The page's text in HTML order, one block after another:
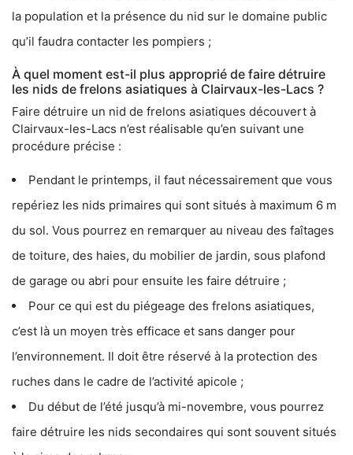
la population et la présence du nid sur le domaine public
qu’il faudra contacter les pompiers ;
À quel moment est-il plus approprié de faire détruire
les nids de frelons asiatiques à Clairvaux-les-Lacs ?
Faire détruire un nid de frelons asiatiques découvert à
Clairvaux-les-Lacs n’est réalisable qu’en suivant une
procédure précise :
Pendant le printemps, il faut nécessairement que vous
repériez les nids primaires qui sont situés à maximum 6 m
du sol. Vous pourrez en remarquer au niveau des faîtages
de toiture, des haies, du mobilier de jardin, sous plafond
de garage ou abri pour ensuite les faire détruire ;
Pour ce qui est du piégeage des frelons asiatiques,
c’est là un moyen très efficace et sans danger pour
l’environnement. Il doit être réservé à la protection des
ruches dans le cadre de l’activité apicole ;
Du début de l’été jusqu’à mi-novembre, vous pourrez
faire détruire les nids secondaires qui sont souvent situés